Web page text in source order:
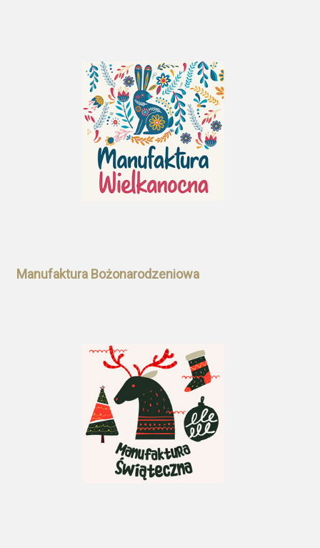
Manufaktura Bożonarodzeniowa